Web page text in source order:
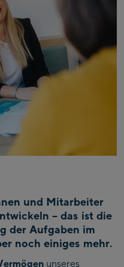
und Mitarbeiter
– das ist die
der Aufgaben im
noch einiges mehr.
unseres